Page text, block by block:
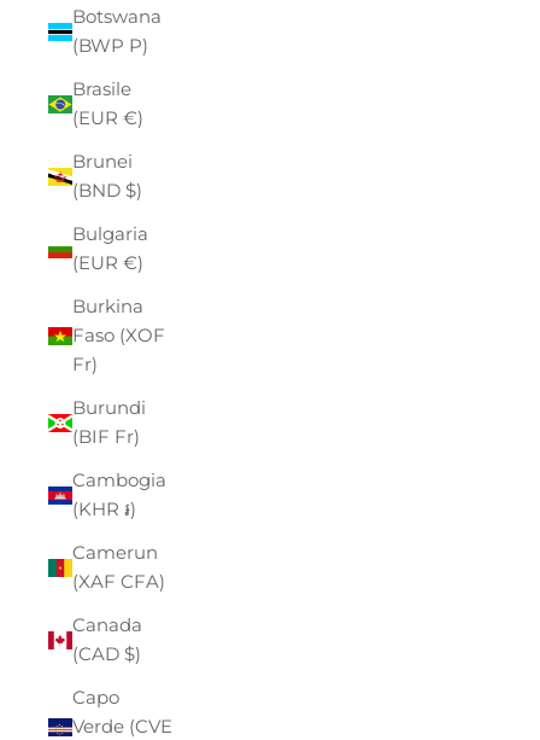
Botswana
(BWP P)
Brasile
(EUR €)
Brunei
(BND $)
Bulgaria
(EUR €)
Burkina
Faso (XOF
Fr)
Burundi
(BIF Fr)
Cambogia
(KHR ៛)
Camerun
(XAF CFA)
Canada
(CAD $)
Capo
Verde (CVE